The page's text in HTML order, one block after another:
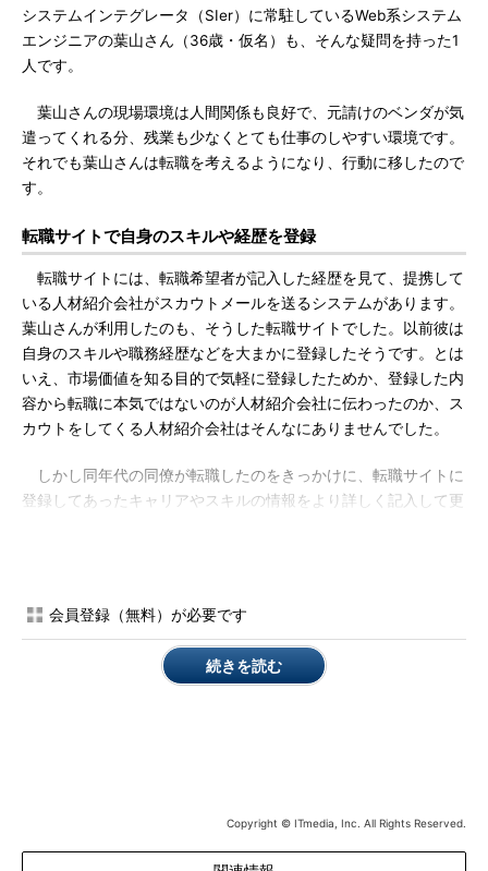
システムインテグレータ（SIer）に常駐しているWeb系システム
エンジニアの葉山さん（36歳・仮名）も、そんな疑問を持った1
人です。
葉山さんの現場環境は人間関係も良好で、元請けのベンダが気
遣ってくれる分、残業も少なくとても仕事のしやすい環境です。
それでも葉山さんは転職を考えるようになり、行動に移したので
す。
転職サイトで自身のスキルや経歴を登録
転職サイトには、転職希望者が記入した経歴を見て、提携して
いる人材紹介会社がスカウトメールを送るシステムがあります。
葉山さんが利用したのも、そうした転職サイトでした。以前彼は
自身のスキルや職務経歴などを大まかに登録したそうです。とは
いえ、市場価値を知る目的で気軽に登録したためか、登録した内
容から転職に本気ではないのが人材紹介会社に伝わったのか、ス
カウトをしてくる人材紹介会社はそんなにありませんでした。
しかし同年代の同僚が転職したのをきっかけに、転職サイトに
登録してあったキャリアやスキルの情報をより詳しく記入して更
設計・開発に従事し、開発がメインではありますが、J2EEを用
いたWebアプリケーション開発やオラクルのDB設計の経験もあ
り、人材紹介会社から見ればまさしくキャリアアップ転職のベス
葉山さんとお会いしたのは、そんな不安で悩んでいたころでし
会員登録（無料）が必要です
続きを読む
Copyright © ITmedia, Inc. All Rights Reserved.